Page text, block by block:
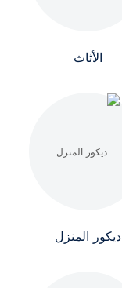
الأثاث
ديكور المنزل